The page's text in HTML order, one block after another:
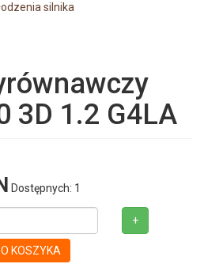
silnika
3D 1.2 G4LA
Dostępnych: 1
+
KOSZYKA